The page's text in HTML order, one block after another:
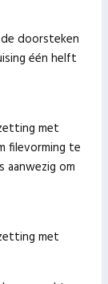
doorsteken
één helft
met
filevorming te
aanwezig om
met